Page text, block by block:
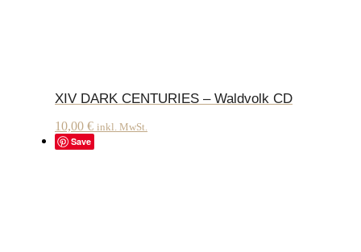
XIV DARK CENTURIES – Waldvolk CD
10,00 € inkl. MwSt.
Save